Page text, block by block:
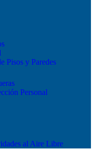
Pisos y Paredes
Personal
al Aire Libre